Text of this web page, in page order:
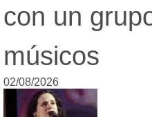
con un
músicos
02/08/2026